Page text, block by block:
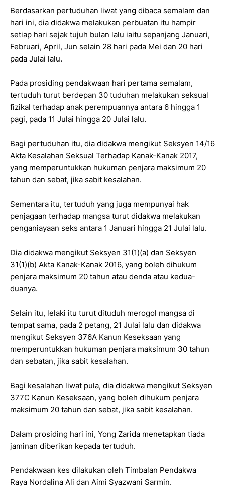
Berdasarkan pertuduhan liwat yang dibaca semalam dan
hari ini, dia didakwa melakukan perbuatan itu hampir
setiap hari sejak tujuh bulan lalu iaitu sepanjang Januari,
Februari, April, Jun selain 28 hari pada Mei dan 20 hari
pada Julai lalu.
Pada prosiding pendakwaan hari pertama semalam,
tertuduh turut berdepan 30 tuduhan melakukan seksual
fizikal terhadap anak perempuannya antara 6 hingga 1
pagi, pada 11 Julai hingga 20 Julai lalu.
Bagi pertuduhan itu, dia didakwa mengikut Seksyen 14/16
Akta Kesalahan Seksual Terhadap Kanak-Kanak 2017,
yang memperuntukkan hukuman penjara maksimum 20
tahun dan sebat, jika sabit kesalahan.
Sementara itu, tertuduh yang juga mempunyai hak
penjagaan terhadap mangsa turut didakwa melakukan
penganiayaan seks antara 1 Januari hingga 21 Julai lalu.
Dia didakwa mengikut Seksyen 31(1)(a) dan Seksyen
31(1)(b) Akta Kanak-Kanak 2016, yang boleh dihukum
penjara maksimum 20 tahun atau denda atau kedua-
duanya.
Selain itu, lelaki itu turut dituduh merogol mangsa di
tempat sama, pada 2 petang, 21 Julai lalu dan didakwa
mengikut Seksyen 376A Kanun Keseksaan yang
memperuntukkan hukuman penjara maksimum 30 tahun
dan sebatan, jika sabit kesalahan.
Bagi kesalahan liwat pula, dia didakwa mengikut Seksyen
377C Kanun Keseksaan, yang boleh dihukum penjara
maksimum 20 tahun dan sebat, jika sabit kesalahan.
Dalam prosiding hari ini, Yong Zarida menetapkan tiada
jaminan diberikan kepada tertuduh.
Pendakwaan kes dilakukan oleh Timbalan Pendakwa
Raya Nordalina Ali dan Aimi Syazwani Sarmin.